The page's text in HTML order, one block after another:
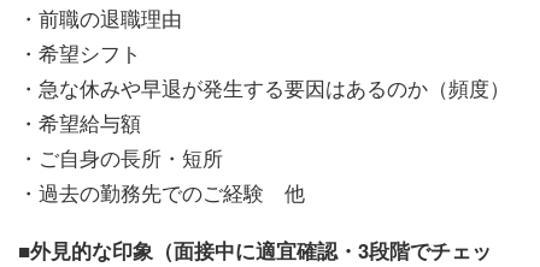
・前職の退職理由
・希望シフト
・急な休みや早退が発生する要因はあるのか（頻度）
・希望給与額
・ご自身の長所・短所
・過去の勤務先でのご経験 他
■外見的な印象（面接中に適宜確認・3段階でチェッ